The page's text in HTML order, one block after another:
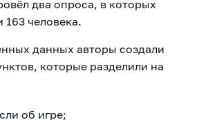
два опроса, в которых
163 человека.
данных авторы создали
которые разделили на
об игре;